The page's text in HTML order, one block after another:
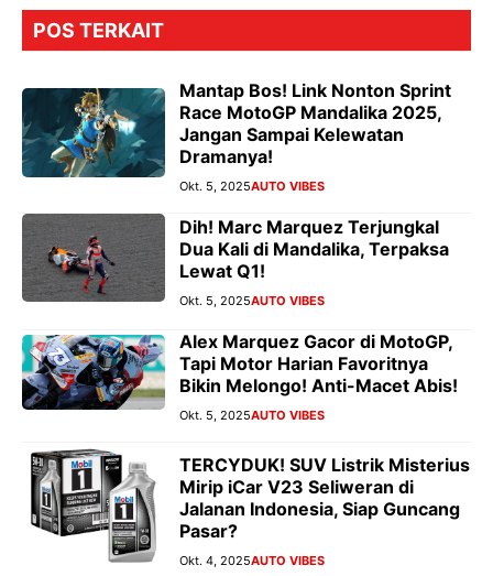
POS TERKAIT
Mantap Bos! Link Nonton Sprint
Race MotoGP Mandalika 2025,
Jangan Sampai Kelewatan
Dramanya!
Okt. 5, 2025AUTO VIBES
Dih! Marc Marquez Terjungkal
Dua Kali di Mandalika, Terpaksa
Lewat Q1!
Okt. 5, 2025AUTO VIBES
Alex Marquez Gacor di MotoGP,
Tapi Motor Harian Favoritnya
Bikin Melongo! Anti-Macet Abis!
Okt. 5, 2025AUTO VIBES
TERCYDUK! SUV Listrik Misterius
Mirip iCar V23 Seliweran di
Jalanan Indonesia, Siap Guncang
Pasar?
Okt. 4, 2025AUTO VIBES